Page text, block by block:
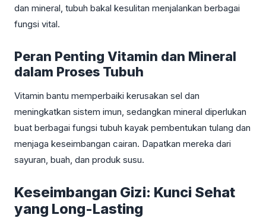
dan mineral, tubuh bakal kesulitan menjalankan berbagai
fungsi vital.
Peran Penting Vitamin dan Mineral
dalam Proses Tubuh
Vitamin bantu memperbaiki kerusakan sel dan
meningkatkan sistem imun, sedangkan mineral diperlukan
buat berbagai fungsi tubuh kayak pembentukan tulang dan
menjaga keseimbangan cairan. Dapatkan mereka dari
sayuran, buah, dan produk susu.
Keseimbangan Gizi: Kunci Sehat
yang Long-Lasting